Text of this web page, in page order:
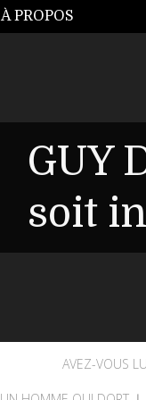
À PROPOS
GUY
soit
AVEZ-VOUS